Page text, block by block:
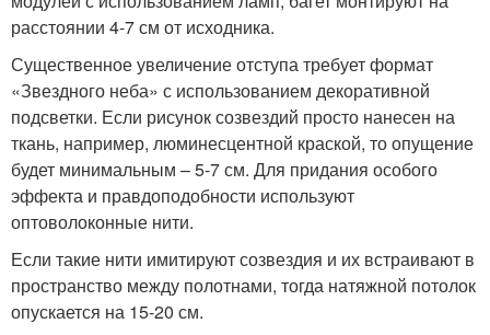
расстоянии 4-7 см от исходника.
Существенное увеличение отступа требует формат
«Звездного неба» с использованием декоративной
подсветки. Если рисунок созвездий просто нанесен на
ткань, например, люминесцентной краской, то опущение
будет минимальным – 5-7 см. Для придания особого
эффекта и правдоподобности используют
оптоволоконные нити.
Если такие нити имитируют созвездия и их встраивают в
пространство между полотнами, тогда натяжной потолок
опускается на 15-20 см.